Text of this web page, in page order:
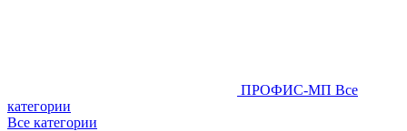
ПРОФИС-МП Все
категории
Все категории